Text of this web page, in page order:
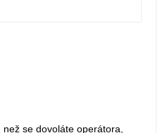
se dovoláte operátora,